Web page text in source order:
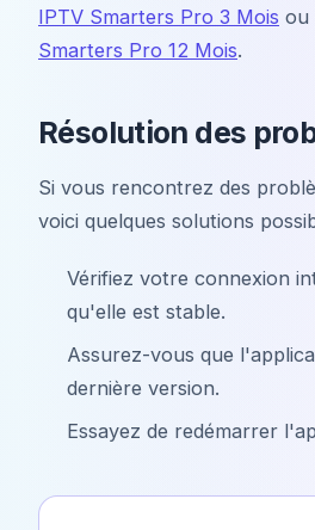
IPTV Smarters Pro 3 Mois ou
Smarters Pro 12 Mois.
Résolution des
Si vous rencontrez des
voici quelques solutions
Vérifiez votre connexion
qu'elle est stable.
Assurez-vous que
dernière version.
Essayez de redémarrer